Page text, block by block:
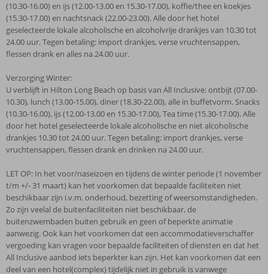
(10.30-16.00) en ijs (12.00-13.00 en 15.30-17.00), koffie/thee en koekjes
(15.30-17.00) en nachtsnack (22.00-23.00). Alle door het hotel
geselecteerde lokale alcoholische en alcoholvrije drankjes van 10.30 tot
24.00 uur. Tegen betaling: import drankjes, verse vruchtensappen,
flessen drank en alles na 24.00 uur.
Verzorging Winter:
U verblijft in Hilton Long Beach op basis van All Inclusive: ontbijt (07.00-
10.30), lunch (13.00-15.00), diner (18.30-22.00), alle in buffetvorm. Snacks
(10.30-16.00), ijs (12.00-13.00 en 15.30-17.00), Tea time (15.30-17.00). Alle
door het hotel geselecteerde lokale alcoholische en niet alcoholische
drankjes 10.30 tot 24.00 uur. Tegen betaling: import drankjes, verse
vruchtensappen, flessen drank en drinken na 24.00 uur.
LET OP: In het voor/naseizoen en tijdens de winter periode (1 november
t/m +/- 31 maart) kan het voorkomen dat bepaalde faciliteiten niet
beschikbaar zijn i.v.m. onderhoud, bezetting of weersomstandigheden.
Zo zijn veelal de buitenfaciliteiten niet beschikbaar, de
buitenzwembaden buiten gebruik en geen of beperkte animatie
aanwezig. Ook kan het voorkomen dat een accommodatieverschaffer
vergoeding kan vragen voor bepaalde faciliteiten of diensten en dat het
All Inclusive aanbod iets beperkter kan zijn. Het kan voorkomen dat een
deel van een hotel(complex) tijdelijk niet in gebruik is vanwege